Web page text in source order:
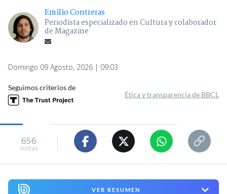
Emilio Contreras
Periodista especializado en Cultura y colaborador
de Magazine
Domingo 09 Agosto, 2026 | 09:03
Seguimos criterios de
Ética y transparencia de BBCL
656
visitas
VER RESUMEN